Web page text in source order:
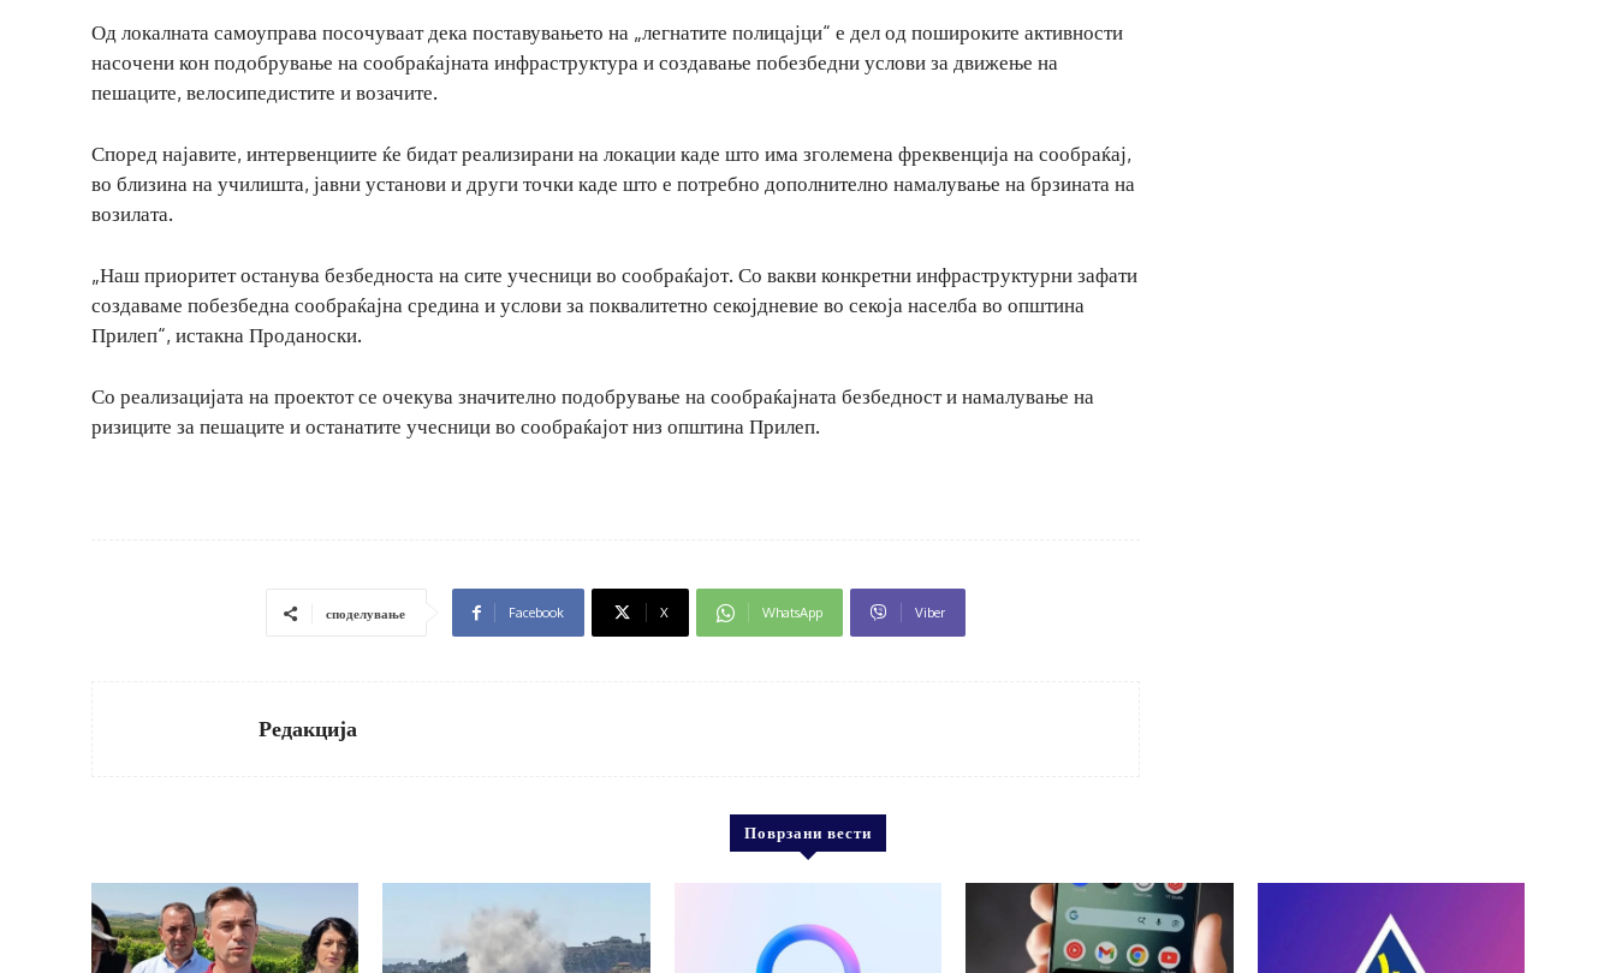
Од локалната самоуправа посочуваат дека поставувањето на „легнатите полицајци“ е дел од пошироките активности
насочени кон подобрување на сообраќајната инфраструктура и создавање побезбедни услови за движење на
пешаците, велосипедистите и возачите.
Според најавите, интервенциите ќе бидат реализирани на локации каде што има зголемена фреквенција на сообраќај,
во близина на училишта, јавни установи и други точки каде што е потребно дополнително намалување на брзината на
возилата.
„Наш приоритет останува безбедноста на сите учесници во сообраќајот. Со вакви конкретни инфраструктурни зафати
создаваме побезбедна сообраќајна средина и услови за поквалитетно секојдневие во секоја населба во општина
Прилеп“, истакна Проданоски.
Со реализацијата на проектот се очекува значително подобрување на сообраќајната безбедност и намалување на
ризиците за пешаците и останатите учесници во сообраќајот низ општина Прилеп.
споделување Facebook X WhatsApp Viber
Редакција
Поврзани вести